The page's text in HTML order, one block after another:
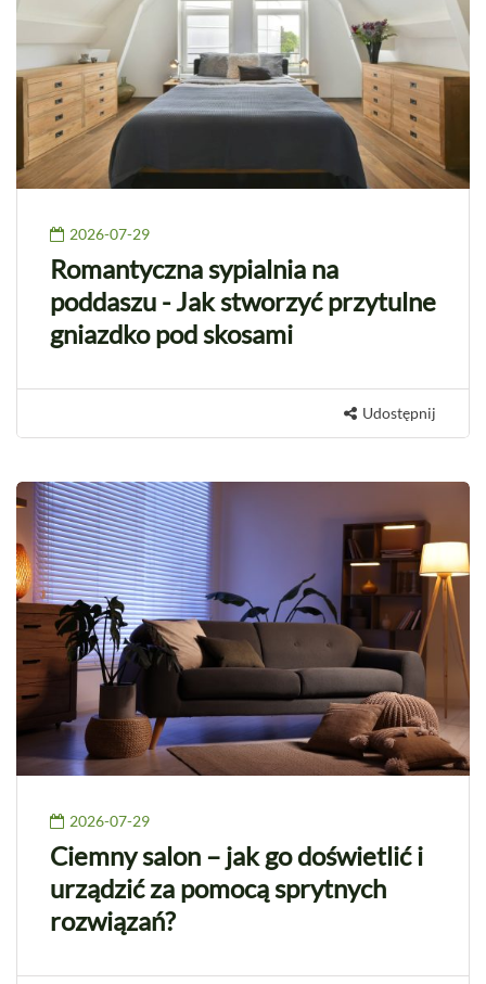
2026-07-29
Romantyczna sypialnia na
poddaszu - Jak stworzyć przytulne
gniazdko pod skosami
Udostępnij
2026-07-29
Ciemny salon – jak go doświetlić i
urządzić za pomocą sprytnych
rozwiązań?